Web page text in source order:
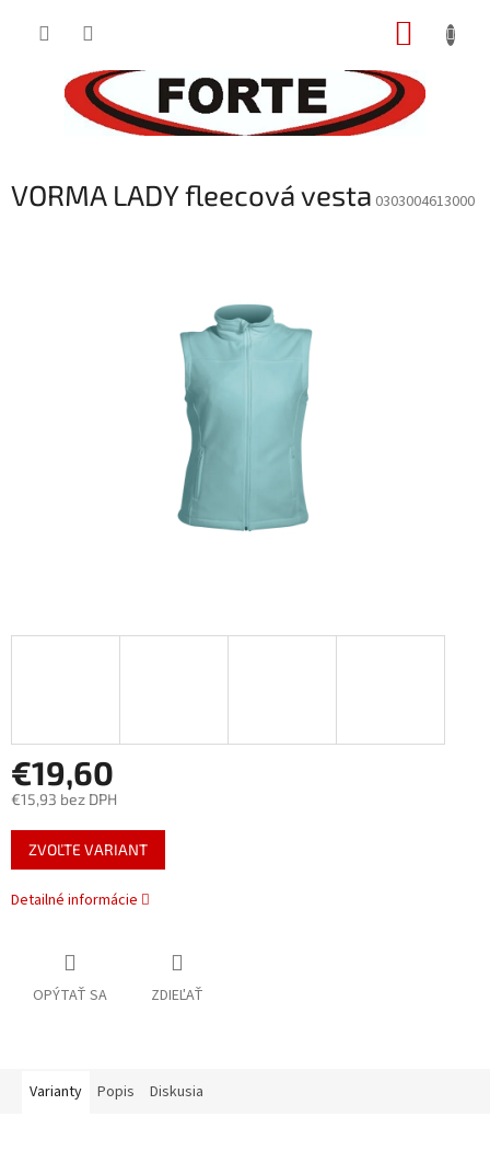
VORMA LADY fleecová vesta 0303004613000
€19,60
€15,93 bez DPH
Jednotková
cena:
ZVOĽTE VARIANT
Detailné informácie
OPÝTAŤ SA ZDIEĽAŤ
Varianty Popis Diskusia